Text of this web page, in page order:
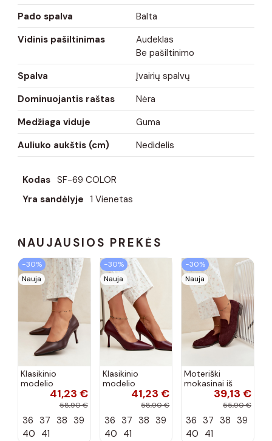
Pado spalva
Balta
Vidinis pašiltinimas
Audeklas
Be pašiltinimo
Spalva
Įvairių spalvų
Dominuojantis raštas
Nėra
Medžiaga viduje
Guma
Auliuko aukštis (cm)
Nedidelis
Kodas SF-69 COLOR
Yra sandėlyje 1 Vienetas
NAUJAUSIOS PREKĖS
−30%
Nauja
Klasikinio
modelio
aukštakulniai
šokolado
spalvos Nesha
41,23 €
58,90 €
36 37 38 39
40 41
−30%
Nauja
Klasikinio
modelio
aukštakulniai
bordo spalvos
Nesha
41,23 €
58,90 €
36 37 38 39
40 41
−30%
Nauja
Moteriški
mokasinai iš
dirbtinės
zomšos, bordo
39,13 €
55,90 €
36 37 38 39
40 41